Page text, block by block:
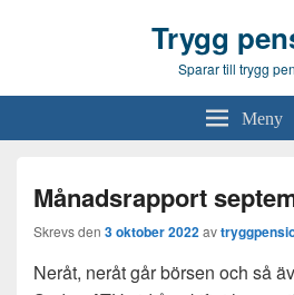
Trygg
Sparar till trygg
Meny
Månadsrapport
Skrevs den 3 oktober 2022av
Neråt, neråt går börsen och så